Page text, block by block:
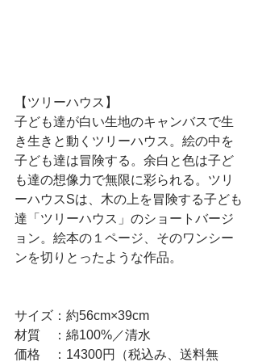
【ツリーハウス】
子ども達が白い生地のキャンバスで生
き生きと動くツリーハウス。絵の中を
子ども達は冒険する。余白と色は子ど
も達の想像力で無限に彩られる。ツリ
ーハウスSは、木の上を冒険する子ども
達「ツリーハウス」のショートバージ
ョン。絵本の１ページ、そのワンシー
ンを切りとったような作品。
サイズ：約56cm×39cm
材質　：綿100%／清水
価格　：14300円（税込み、送料無